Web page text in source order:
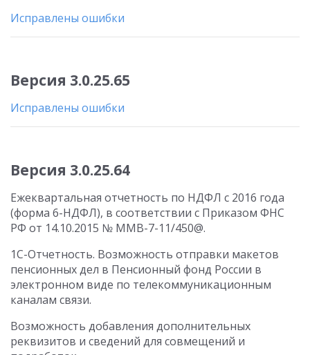
Исправлены ошибки
Версия 3.0.25.65
Исправлены ошибки
Версия 3.0.25.64
Ежеквартальная отчетность по НДФЛ с 2016 года
(форма 6-НДФЛ), в соответствии с Приказом ФНС
РФ от 14.10.2015 № ММВ-7-11/450@.
1С-Отчетность. Возможность отправки макетов
пенсионных дел в Пенсионный фонд России в
электронном виде по телекоммуникационным
каналам связи.
Возможность добавления дополнительных
реквизитов и сведений для совмещений и